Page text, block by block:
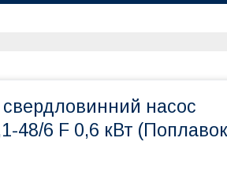
насос
48/6 F 0,6 кВт